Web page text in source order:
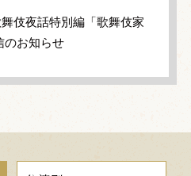
伎夜話特別編「歌舞伎家
のお知らせ